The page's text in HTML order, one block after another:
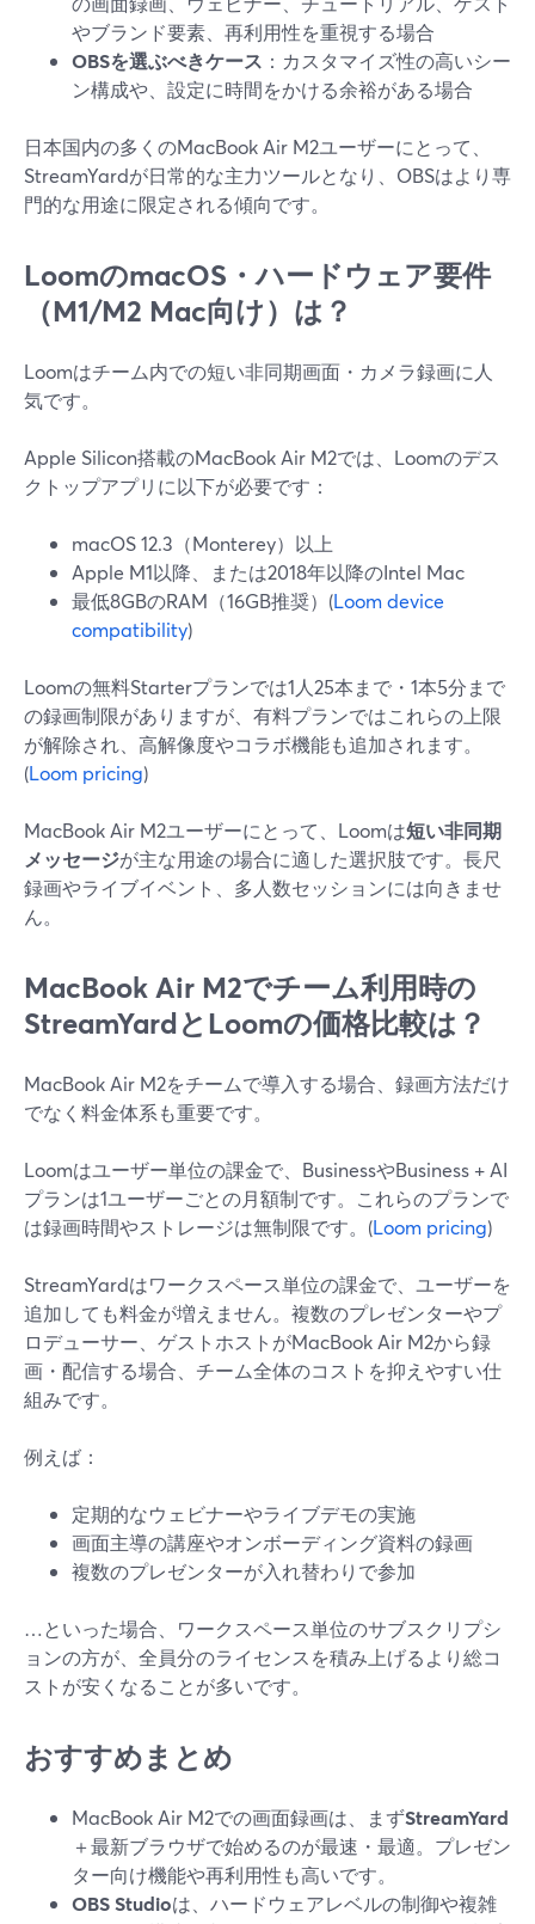
やブランド要素、再利用性を重視する場合
OBSを選ぶべきケース ：カスタマイズ性の高いシー
ン構成や、設定に時間をかける余裕がある場合
日本国内の多くのMacBook Air M2ユーザーにとって、
StreamYardが日常的な主力ツールとなり、OBSはより専
門的な用途に限定される傾向です。
LoomのmacOS・ハードウェア要件
（M1/M2 Mac向け）は？
Loomはチーム内での短い非同期画面・カメラ録画に人
気です。
Apple Silicon搭載のMacBook Air M2では、Loomのデス
クトップアプリに以下が必要です：
macOS 12.3（Monterey）以上
Apple M1以降、または2018年以降のIntel Mac
最低8GBのRAM（16GB推奨）(Loom device
compatibility)
Loomの無料Starterプランでは1人25本まで・1本5分まで
の録画制限がありますが、有料プランではこれらの上限
が解除され、高解像度やコラボ機能も追加されます。
(Loom pricing)
MacBook Air M2ユーザーにとって、Loomは短い非同期
メッセージが主な用途の場合に適した選択肢です。長尺
録画やライブイベント、多人数セッションには向きませ
ん。
MacBook Air M2でチーム利用時の
StreamYardとLoomの価格比較は？
MacBook Air M2をチームで導入する場合、録画方法だけ
でなく料金体系も重要です。
Loomはユーザー単位の課金で、BusinessやBusiness + AI
プランは1ユーザーごとの月額制です。これらのプランで
は録画時間やストレージは無制限です。(Loom pricing)
StreamYardはワークスペース単位の課金で、ユーザーを
追加しても料金が増えません。複数のプレゼンターやプ
ロデューサー、ゲストホストがMacBook Air M2から録
画・配信する場合、チーム全体のコストを抑えやすい仕
組みです。
例えば：
定期的なウェビナーやライブデモの実施
画面主導の講座やオンボーディング資料の録画
複数のプレゼンターが入れ替わりで参加
…といった場合、ワークスペース単位のサブスクリプシ
ョンの方が、全員分のライセンスを積み上げるより総コ
ストが安くなることが多いです。
おすすめまとめ
MacBook Air M2での画面録画は、まずStreamYard
＋最新ブラウザで始めるのが最速・最適。プレゼン
ター向け機能や再利用性も高いです。
OBS Studioは、ハードウェアレベルの制御や複雑